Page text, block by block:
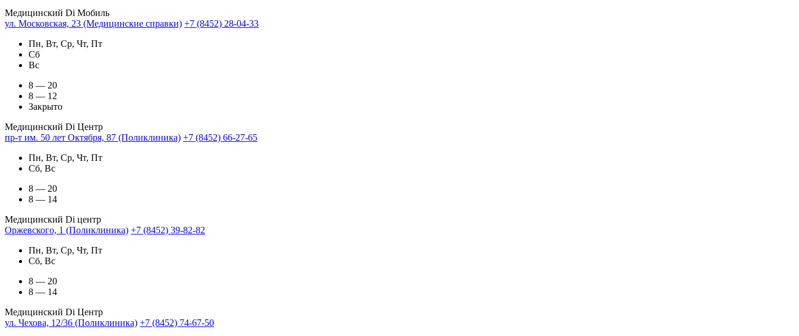
Медицинский Di Мобиль
ул. Московская, 23 (Медицинские справки) +7 (8452) 28-04-33
Пн, Вт, Ср, Чт, Пт
Сб
Вс
8 — 20
8 — 12
Закрыто
Медицинский Di Центр
пр-т им. 50 лет Октября, 87 (Поликлиника) +7 (8452) 66-27-65
Пн, Вт, Ср, Чт, Пт
Сб, Вс
8 — 20
8 — 14
Медицинский Di центр
Оржевского, 1 (Поликлиника) +7 (8452) 39-82-82
Пн, Вт, Ср, Чт, Пт
Сб, Вс
8 — 20
8 — 14
Медицинский Di Центр
ул. Чехова, 12/36 (Поликлиника) +7 (8452) 74-67-50